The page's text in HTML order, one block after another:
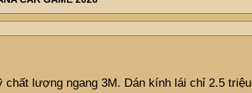
chất lượng ngang 3M. Dán kính lái chỉ 2.5 triệu